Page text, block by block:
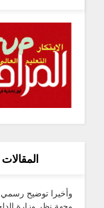
وأخيرا توضيح
وجهة نظر وزارة